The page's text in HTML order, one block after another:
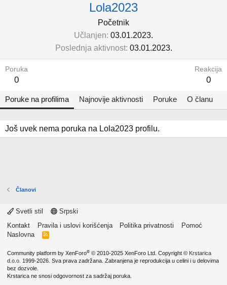
Lola2023
Početnik
Učlanjen 03.01.2023.
Poslednja aktivnost 03.01.2023.
Poruka
0
Reakcija
0
Poruke na profilima Najnovije aktivnosti Poruke O članu
Još uvek nema poruka na Lola2023 profilu.
Članovi
Svetli stil
Srpski
Kontakt
Pravila i uslovi korišćenja Politika privatnosti
Pomoć
Naslovna
R
Community platform by XenForo® © 2010-2025 XenForo Ltd. Copyright © Krstarica
d.o.o. 1999-2026. Sva prava zadržana. Zabranjena je reprodukcija u celini i u delovima
bez dozvole.
Krstarica ne snosi odgovornost za sadržaj poruka.